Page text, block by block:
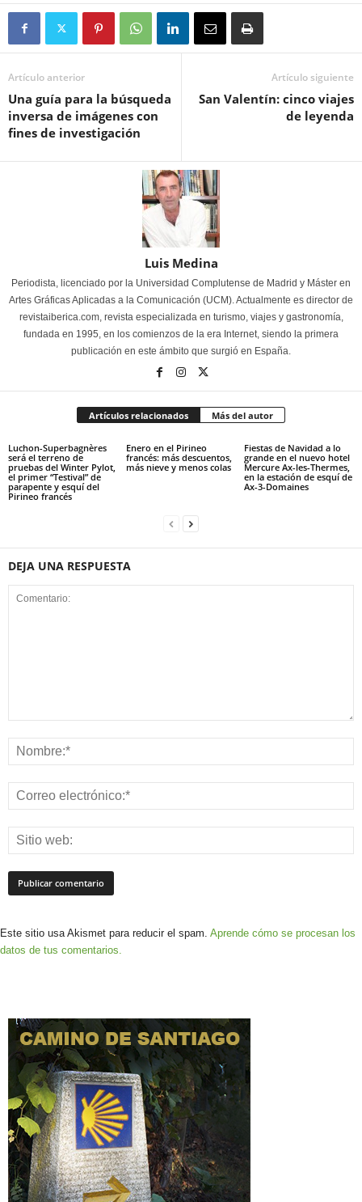
Artículo anterior
Una guía para la búsqueda
inversa de imágenes con
fines de investigación
Artículo siguiente
San Valentín: cinco viajes
de leyenda
Luis Medina
Periodista, licenciado por la Universidad Complutense de Madrid y Máster en
Artes Gráficas Aplicadas a la Comunicación (UCM). Actualmente es director de
revistaiberica.com, revista especializada en turismo, viajes y gastronomía,
fundada en 1995, en los comienzos de la era Internet, siendo la primera
publicación en este ámbito que surgió en España.
Artículos relacionados Más del autor
Luchon-Superbagnères
será el terreno de
pruebas del Winter Pylot,
el primer “Testival” de
parapente y esquí del
Pirineo francés
Enero en el Pirineo
francés: más descuentos,
más nieve y menos colas
Fiestas de Navidad a lo
grande en el nuevo hotel
Mercure Ax-les-Thermes,
en la estación de esquí de
Ax-3-Domaines
DEJA UNA RESPUESTA
Este sitio usa Akismet para reducir el spam. Aprende cómo se procesan los
datos de tus comentarios.